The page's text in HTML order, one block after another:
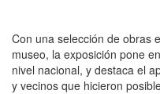
Con una selección de obras
museo, la exposición pone
nivel nacional, y destaca el
y vecinos que hicieron